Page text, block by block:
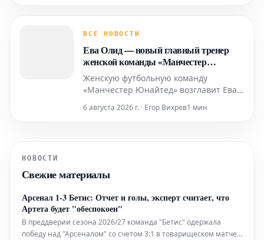
возвращение на поле украинского
команда под руководством
ВСЕ НОВОСТИ
Ева Олид — новый главный тренер
женской команды «Манчестер
Юнайтед»
Женскую футбольную команду
«Манчестер Юнайтед» возглавит Ева
тренера, сменив на этой должности
6 августа 2026 г. · Егор Вихрев1 мин
НОВОСТИ
Свежие материалы
Арсенал 1-3 Бетис: Отчет и голы, эксперт считает, что
Артета будет "обеспокоен"
В преддверии сезона 2026/27 команда "Бетис" одержала
победу над "Арсеналом" со счетом 3:1 в товарищеском матче.